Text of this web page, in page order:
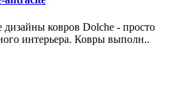
ковров Dolche - просто
интерьера. Ковры выполн..